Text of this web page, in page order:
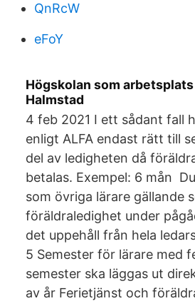
QnRcW
eFoY
Högskolan som
Halmstad
4 feb 2021 I ett sådant fall
enligt ALFA endast rätt till
del av ledigheten då
betalas. Exempel: 6 mån
som övriga lärare gällande
föräldraledighet under
det uppehåll från hela
5 Semester för lärare med
semester ska läggas ut
av år Ferietjänst och